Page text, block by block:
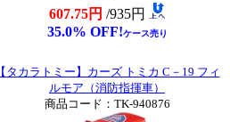
607.75円 /935円
35.0% OFF!ケース売り
【タカラトミー】カーズ トミカ C－19 フィ
ルモア（消防指揮車）
商品コード：TK-940876